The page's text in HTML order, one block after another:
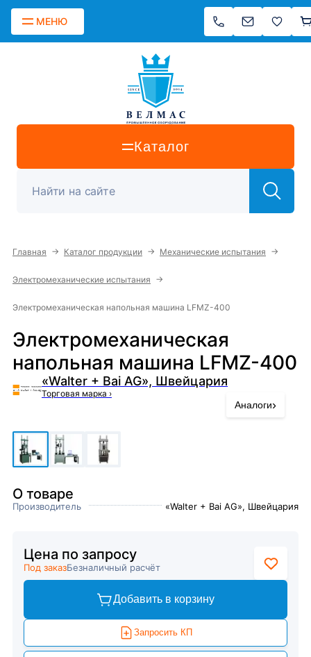
МЕНЮ
Каталог
Главная → Каталог продукции → Механические испытания →
Электромеханические испытания →
Электромеханическая напольная машина LFMZ-400
Электромеханическая
напольная машина LFMZ-400
«Walter + Bai AG», Швейцария
Торговая марка ›
Аналоги›
О товаре
Производитель «Walter + Bai AG», Швейцария
Цена по запросу
Под заказБезналичный расчёт
Добавить в корзину
Запросить КП